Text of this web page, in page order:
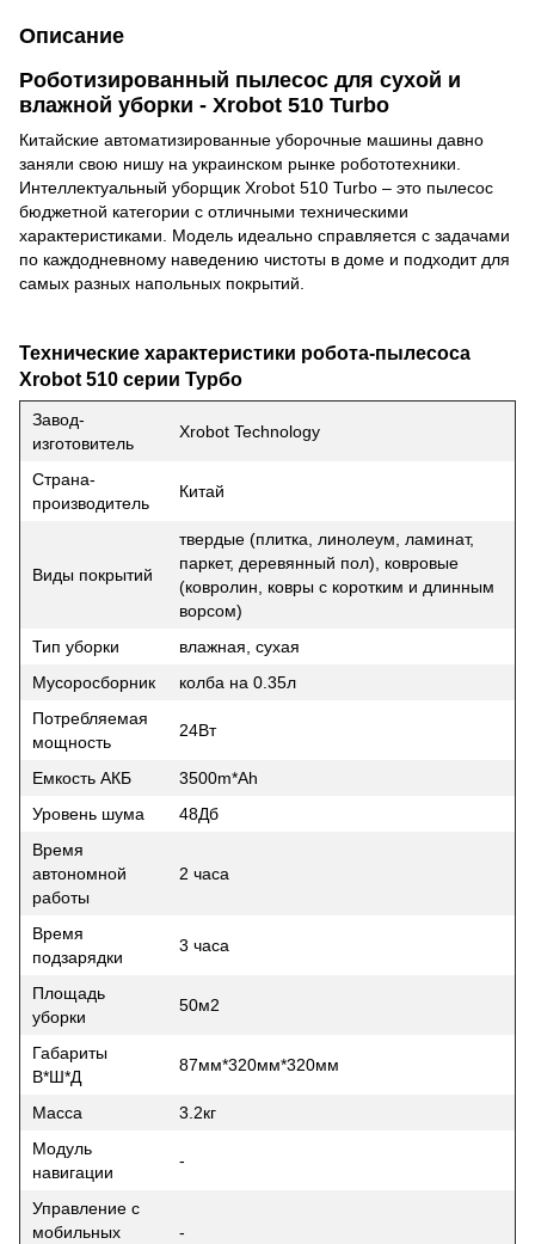
Описание
Роботизированный пылесос для сухой и
влажной уборки - Xrobot 510 Turbo
Китайские автоматизированные уборочные машины давно
заняли свою нишу на украинском рынке робототехники.
Интеллектуальный уборщик Xrobot 510 Turbo – это пылесос
бюджетной категории с отличными техническими
характеристиками. Модель идеально справляется с задачами
по каждодневному наведению чистоты в доме и подходит для
самых разных напольных покрытий.
Технические характеристики робота-пылесоса
Xrobot 510 серии Турбо
Завод-
изготовитель
Xrobot Technology
Страна-
производитель
Китай
Виды покрытий
твердые (плитка, линолеум, ламинат,
паркет, деревянный пол), ковровые
(ковролин, ковры с коротким и длинным
ворсом)
Тип уборки
влажная, сухая
Мусоросборник
колба на 0.35л
Потребляемая
мощность
24Вт
Емкость АКБ
3500m*Ah
Уровень шума
48Дб
Время
автономной
работы
2 часа
Время
подзарядки
3 часа
Площадь
уборки
50м2
Габариты
В*Ш*Д
87мм*320мм*320мм
Масса
3.2кг
Модуль
навигации
-
Управление с
мобильных
-